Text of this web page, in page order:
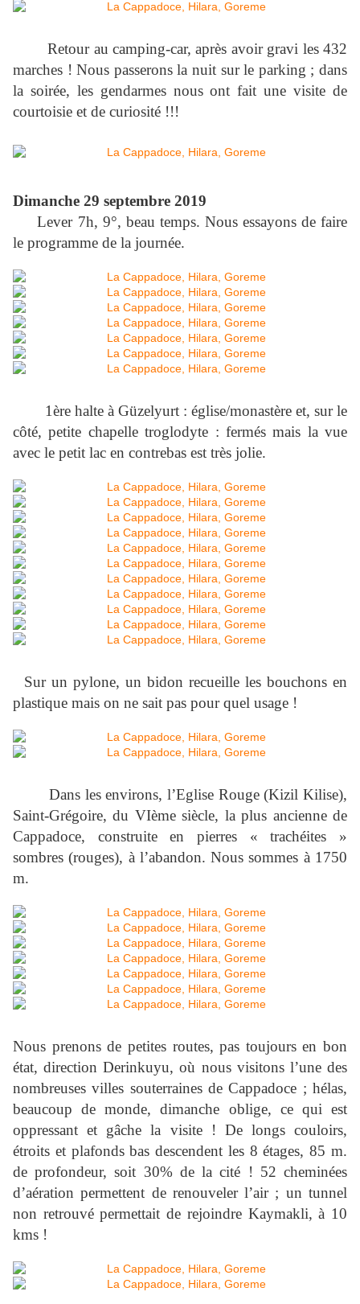
Retour au camping-car, après avoir gravi les 432
marches ! Nous passerons la nuit sur le parking ; dans
la soirée, les gendarmes nous ont fait une visite de
courtoisie et de curiosité !!!
Dimanche 29 septembre 2019
Lever 7h, 9°, beau temps. Nous essayons de faire
le programme de la journée.
1ère halte à Güzelyurt : église/monastère et, sur le
côté, petite chapelle troglodyte : fermés mais la vue
avec le petit lac en contrebas est très jolie.
Sur un pylone, un bidon recueille les bouchons en
plastique mais on ne sait pas pour quel usage !
Dans les environs, l’Eglise Rouge (Kizil Kilise),
Saint-Grégoire, du VIème siècle, la plus ancienne de
Cappadoce, construite en pierres « trachéites »
sombres (rouges), à l’abandon. Nous sommes à 1750
m.
Nous prenons de petites routes, pas toujours en bon
état, direction Derinkuyu, où nous visitons l’une des
nombreuses villes souterraines de Cappadoce ; hélas,
beaucoup de monde, dimanche oblige, ce qui est
oppressant et gâche la visite ! De longs couloirs,
étroits et plafonds bas descendent les 8 étages,85 m.
de profondeur, soit 30% de la cité ! 52 cheminées
d’aération permettent de renouveler l’air ; un tunnel
non retrouvé permettait de rejoindre Kaymakli, à 10
kms !